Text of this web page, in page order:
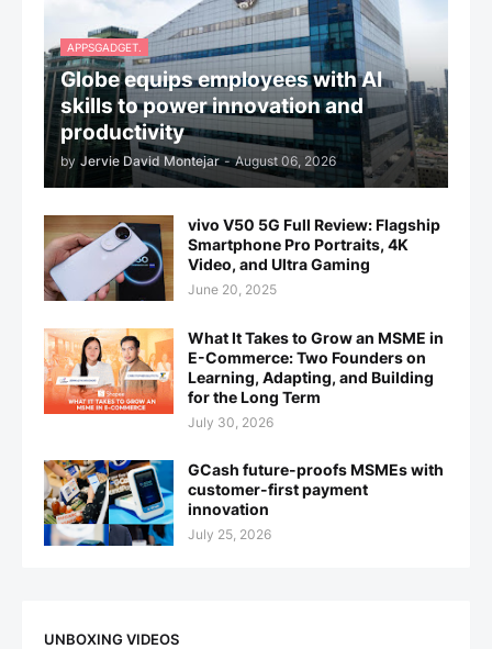
APPSGADGET.
Globe equips employees with AI
skills to power innovation and
productivity
by Jervie David Montejar - August 06, 2026
vivo V50 5G Full Review: Flagship
Smartphone Pro Portraits, 4K
Video, and Ultra Gaming
June 20, 2025
What It Takes to Grow an MSME in
E-Commerce: Two Founders on
Learning, Adapting, and Building
for the Long Term
July 30, 2026
GCash future-proofs MSMEs with
customer-first payment
innovation
July 25, 2026
UNBOXING VIDEOS